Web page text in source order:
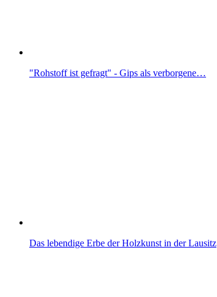
"Rohstoff ist gefragt" - Gips als verborgene…
Das lebendige Erbe der Holzkunst in der Lausitz